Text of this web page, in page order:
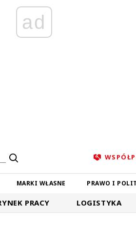
ad
MARKI WŁASNE PRAWO I
PRACY LOGISTYKA